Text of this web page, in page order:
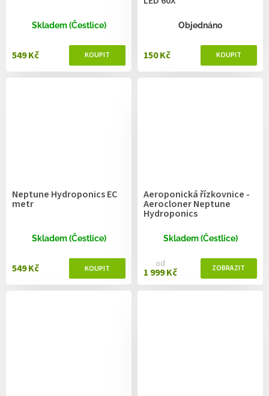
Skladem (Čestlice)
549 Kč
Objednáno
150 Kč
Neptune Hydroponics EC
metr
Skladem (Čestlice)
549 Kč
Aeroponická řízkovnice -
Aerocloner Neptune
Hydroponics
Skladem (Čestlice)
od
1 999 Kč